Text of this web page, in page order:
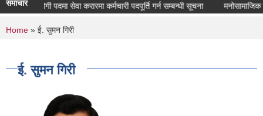
समाचारसहयोगी पदमा सेवा करारमा कर्मचारी पदपूर्ति गर्न सम्बन्धी सूचना मनोसामाजिक
You are here
Home » ई. सुमन गिरी
ई. सुमन गिरी